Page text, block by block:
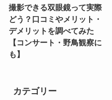
撮影できる双眼鏡って実際
どう？口コミやメリット・
デメリットを調べてみた
【コンサート・野鳥観察に
も】
カテゴリー